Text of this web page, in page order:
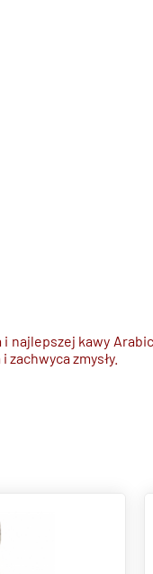
najlepszej kawy
zmysły.